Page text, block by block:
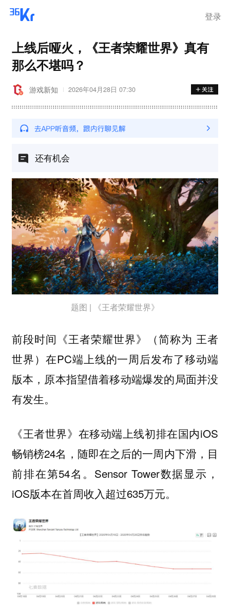
登录
上线后哑火，《王者荣耀世界》真有
那么不堪吗？
游戏新知 2026年04月28日 07:30
还有机会
题图 | 《王者荣耀世界》
前段时间《王者荣耀世界》（简称为 王者
世界）在PC端上线的一周后发布了移动端
版本，原本指望借着移动端爆发的局面并没
有发生。
《王者世界》在移动端上线初排在国内iOS
畅销榜24名，随即在之后的一周内下滑，目
前排在第54名。Sensor Tower数据显示，
iOS版本在首周收入超过635万元。